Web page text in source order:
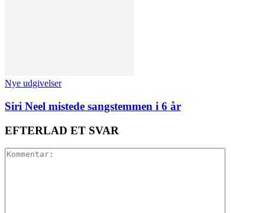
Nye udgivelser
Siri Neel mistede sangstemmen i 6 år
EFTERLAD ET SVAR